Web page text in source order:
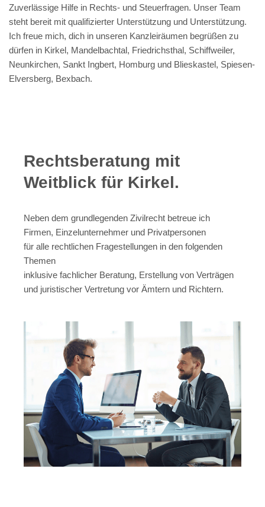
Zuverlässige Hilfe in Rechts- und Steuerfragen. Unser Team
steht bereit mit qualifizierter Unterstützung und Unterstützung.
Ich freue mich, dich in unseren Kanzleiräumen begrüßen zu
dürfen in Kirkel, Mandelbachtal, Friedrichsthal, Schiffweiler,
Neunkirchen, Sankt Ingbert, Homburg und Blieskastel, Spiesen-
Elversberg, Bexbach.
Rechtsberatung mit
Weitblick für Kirkel.
Neben dem grundlegenden Zivilrecht betreue ich
Firmen, Einzelunternehmer und Privatpersonen
für alle rechtlichen Fragestellungen in den folgenden
Themen
inklusive fachlicher Beratung, Erstellung von Verträgen
und juristischer Vertretung vor Ämtern und Richtern.